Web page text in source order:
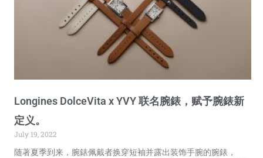
Longines DolceVita x YVY 联名腕錶，赋予腕錶新
定义。
July 19, 2022
随著夏季到来，腕錶佩戴者换穿短袖并露出装饰手腕的腕錶，